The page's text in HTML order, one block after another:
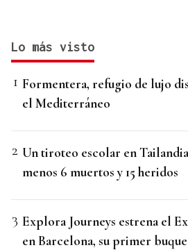
Lo más visto
Formentera, refugio de lujo
el Mediterráneo
Un tiroteo escolar en
menos 6 muertos y 15 heridos
Explora Journeys estrena el
en Barcelona, su primer buque